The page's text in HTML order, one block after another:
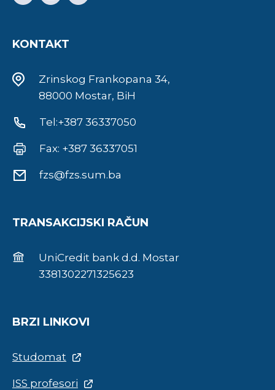
KONTAKT
Zrinskog Frankopana 34,
88000 Mostar, BiH
Tel:+387 36337050
Fax: +387 36337051
fzs@fzs.sum.ba
TRANSAKCIJSKI RAČUN
UniCredit bank d.d. Mostar
3381302271325623
BRZI LINKOVI
Studomat
ISS profesori